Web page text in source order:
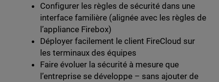
Configurer les règles de sécurité dans une
interface familière (alignée avec les règles de
l’appliance Firebox)
Déployer facilement le client FireCloud sur
les terminaux des équipes
Faire évoluer la sécurité à mesure que
l’entreprise se développe – sans ajouter de